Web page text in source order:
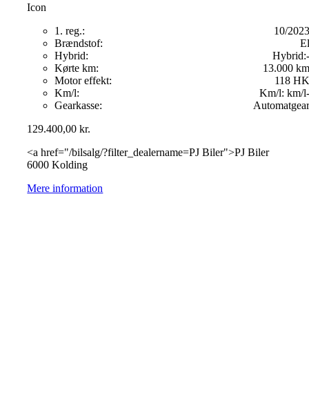
Icon
1. reg.:
10/2023
Brændstof:
El
Hybrid:
Hybrid:-
Kørte km:
13.000 km
Motor effekt:
118 HK
Km/l:
Km/l: -
km/l
Gearkasse:
Automatgear
129.400,00kr.
<a href="/bilsalg/?filter_dealername=PJ Biler">PJ Biler
6000 Kolding
Mere information